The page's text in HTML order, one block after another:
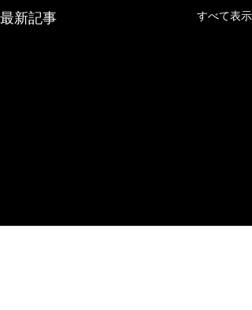
最新記事 すべて表示